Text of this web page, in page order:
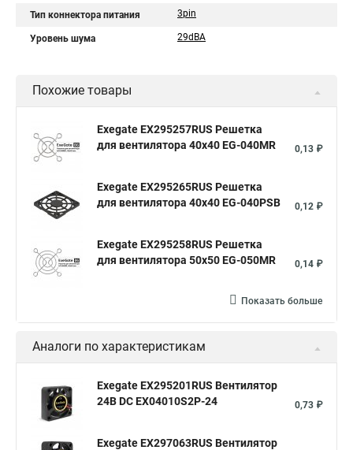
Тип коннектора питания 3pin
Уровень шума 29dBA
Похожие товары
Exegate EX295257RUS Решетка
для вентилятора 40x40 EG-040MR
0,13 ₽
Exegate EX295265RUS Решетка
для вентилятора 40x40 EG-040PSB
0,12 ₽
Exegate EX295258RUS Решетка
для вентилятора 50х50 EG-050MR
0,14 ₽
Показать больше
Аналоги по характеристикам
Exegate EX295201RUS Вентилятор
24В DC EX04010S2P-24
0,73 ₽
Exegate EX297063RUS Вентилятор